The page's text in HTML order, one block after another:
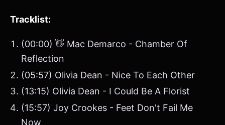
Tracklist:
(00:00) 👋 Mac Demarco - Chamber Of
Reflection
(05:57) Olivia Dean - Nice To Each Other
(13:15) Olivia Dean - I Could Be A Florist
(15:57) Joy Crookes - Feet Don't Fail Me
Now